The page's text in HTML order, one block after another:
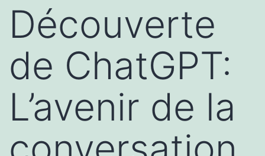
Découverte
de ChatGPT:
L’avenir de la